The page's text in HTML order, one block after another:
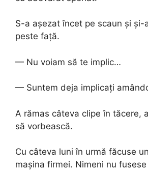
S-a așezat încet pe scaun și și-
peste față.
— Nu voiam să te implic…
— Suntem deja implicați
A rămas câteva clipe în tăcere,
să vorbească.
Cu câteva luni în urmă făcuse
mașina firmei. Nimeni nu